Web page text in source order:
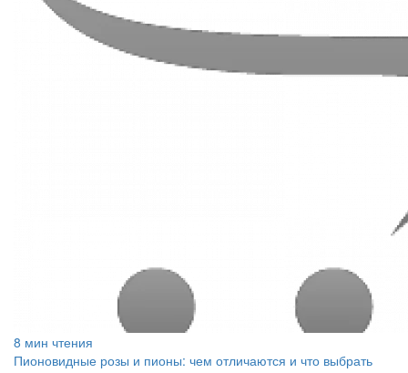
8 мин чтения
Пионовидные розы и пионы: чем отличаются и что выбрать